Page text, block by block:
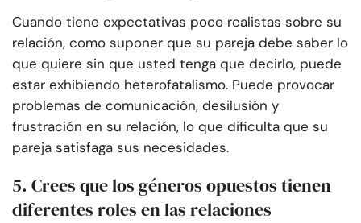
Cuando tiene expectativas poco realistas sobre su
relación, como suponer que su pareja debe saber lo
que quiere sin que usted tenga que decirlo, puede
estar exhibiendo heterofatalismo. Puede provocar
problemas de comunicación, desilusión y
frustración en su relación, lo que dificulta que su
pareja satisfaga sus necesidades.
5. Crees que los géneros opuestos tienen
diferentes roles en las relaciones